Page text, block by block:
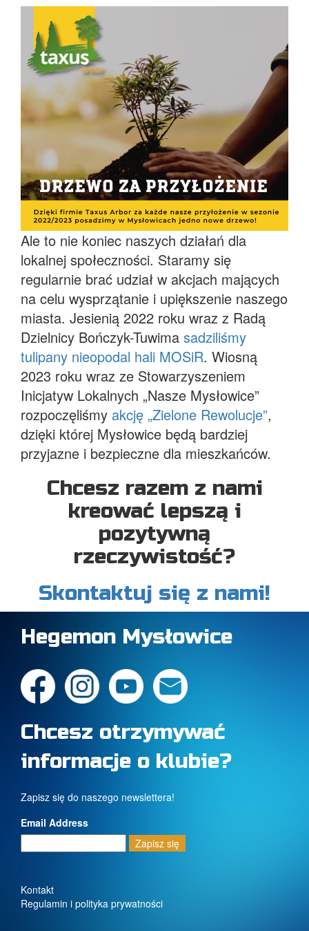
Ale to nie koniec naszych działań dla
lokalnej społeczności. Staramy się
regularnie brać udział w akcjach mających
na celu wysprzątanie i upiększenie naszego
miasta. Jesienią 2022 roku wraz z Radą
Dzielnicy Bończyk-Tuwima sadziliśmy
tulipany nieopodal hali MOSiR. Wiosną
2023 roku wraz ze Stowarzyszeniem
Inicjatyw Lokalnych „Nasze Mysłowice”
rozpoczęliśmy akcję „Zielone Rewolucje”,
dzięki której Mysłowice będą bardziej
przyjazne i bezpieczne dla mieszkańców.
Chcesz razem z nami
kreować lepszą i
pozytywną
rzeczywistość?
Skontaktuj się z nami!
Hegemon Mysłowice
Chcesz otrzymywać
informacje o klubie?
Zapisz się do naszego newslettera!
Email Address
Kontakt
Regulamin i polityka prywatności